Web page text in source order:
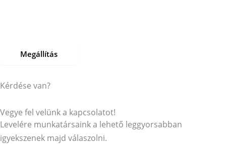
Megállítás
Kérdése van?
Vegye fel velünk a kapcsolatot!
Levelére munkatársaink a lehető leggyorsabban
igyekszenek majd válaszolni.